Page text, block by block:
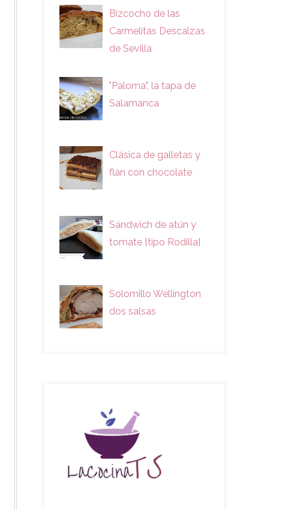
Bizcocho de las
Carmelitas Descalzas
de Sevilla
"Paloma", la tapa de
Salamanca
Clásica de galletas y
flan con chocolate
Sándwich de atún y
tomate {tipo Rodilla}
Solomillo Wellington
dos salsas